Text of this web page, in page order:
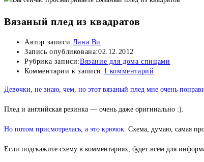
Вязаный плед из квадратов
Автор записи:Лана Ви
Запись опубликована:02.12.2012
Рубрика записи:Вязание для дома спицами
Комментарии к записи: 1 комментарий
Девочки, не знаю, чем, но этот вязаный плед мне очень
Плед и английская резинка — очень даже оригинально :).
Но потом присмотрелась, а это крючок. Схема, думаю, самая
Если подскажите схему в комментариях, будет всем для